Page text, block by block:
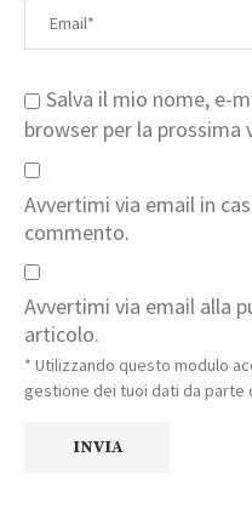
Salva il mio nome, e-
browser per la
Avvertimi via email in
commento.
Avvertimi via email alla
articolo.
* Utilizzando questo modulo
gestione dei tuoi dati da parte